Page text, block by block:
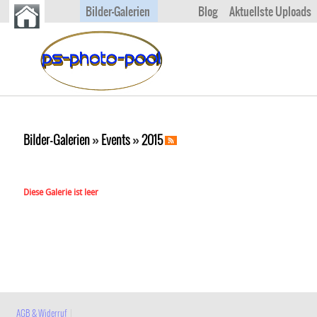
Bilder-Galerien Blog Aktuellste Uploads
Bilder-Galerien » Events »2015
Diese Galerie ist leer
AGB & Widerruf